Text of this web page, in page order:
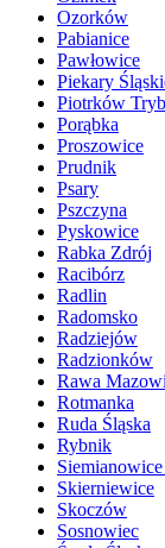
Ozorków
Pabianice
Pawłowice
Piekary
Piotrków
Porąbka
Proszowice
Prudnik
Psary
Pszczyna
Pyskowice
Rabka Zdrój
Racibórz
Radlin
Radomsko
Radziejów
Radzionków
Rawa
Rotmanka
Ruda Śląska
Rybnik
Skierniewice
Skoczów
Sosnowiec